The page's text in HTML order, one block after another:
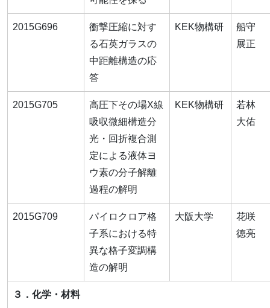
2015G696
衝撃圧縮に対す
る石英ガラスの
中距離構造の応
答
KEK物構研
船守
展正
2015G705
高圧下その場X線
吸収微細構造分
光・回折複合測
定による液体ヨ
ウ素の分子解離
過程の解明
KEK物構研
若林
大佑
2015G709
パイロクロア格
子系における特
異な格子変調構
造の解明
大阪大学
花咲
徳亮
３．化学・材料